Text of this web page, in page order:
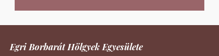
Egri Borbarát Hölgyek Egyesülete